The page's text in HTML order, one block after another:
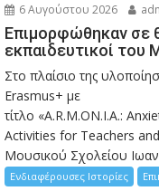
6 Αυγούστου 2026
Eπιμορφώθηκαν σε
εκπαιδευτικοί του
Στο πλαίσιο της
Erasmus+ με
τίτλο «A.R.M.ON.I.A.:
Activities for Teachers and
Μουσικού Σχολείου
Ενδιαφέρουσες Ιστορίες